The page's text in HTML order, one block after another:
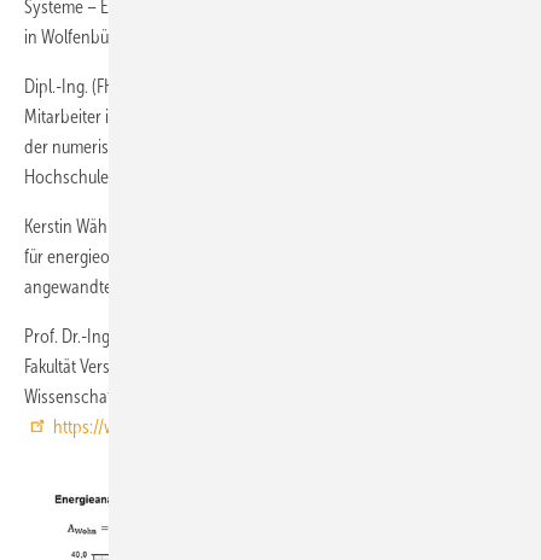
Systeme – EOS, Ostfalia Hochschule für angewandte Wissenschaften
in Wolfenbüttel
Dipl.-Ing. (FH) Gunnar Eikenloff M.Eng. ist wissenschaftlicher
Mitarbeiter im Institut für ­energieoptimierte Systeme – EOS, im Bereich
der ­numerischen Strömungssimulation und im Dekanat der Ostfalia
Hochschule für angewandte Wissenschaften in Wolfenbüttel
Kerstin Wähning M.Eng. ist wissenschaftliche Mitarbeiterin im Institut
für ­energieoptimierte Systeme – EOS, Ostfalia Hochschule für
angewandte Wissenschaften in Wolfenbüttel
Prof. Dr.-Ing. Dieter Wolff Institut für energieoptimierte Systeme – EOS,
Fakultät Versorgungstechnik, Ostfalia-Hochschule für angewandte
Wissenschaften in Wolfenbüttel,
https://www.ostfalia.de/